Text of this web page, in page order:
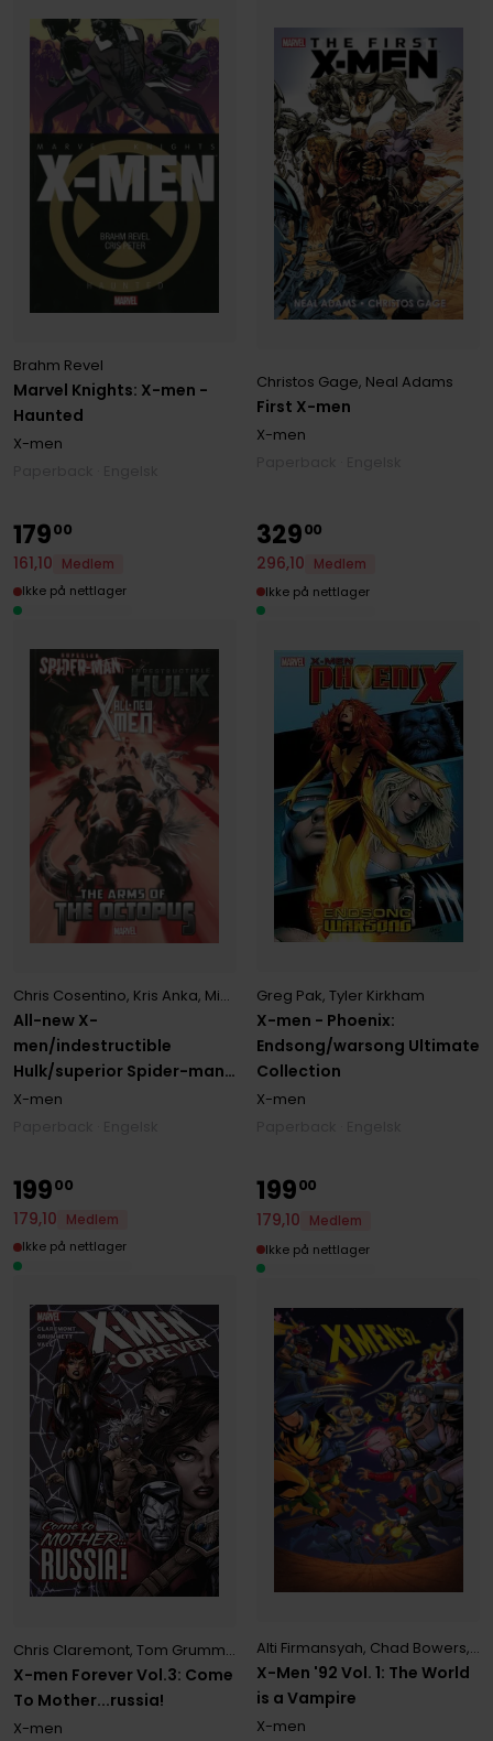
Marvel Knights: X-men -
Haunted
Brahm Revel
X-men
First X-men
Christos Gage, Neal Adams
X-men
All-new X-
men/indestructible
Hulk/superior Spider-man:
The Arms Of The Octopus
Chris Cosentino, Kris Anka, Michael Costa
X-men
17900
161,10
Medlem
Ikke på nettlager
X-men - Phoenix:
Endsong/warsong Ultimate
Collection
Greg Pak,Tyler Kirkham
X-men
32900
296,10
Medlem
Ikke på nettlager
X-men Forever Vol.3: Come
To Mother...russia!
Chris Claremont, Tom Grummett
X-men
19900
179,10
Medlem
Ikke på nettlager
X-Men '92 Vol. 1: The World
is a Vampire
Alti Firmansyah, Chad Bowers,
X-men
19900
179,10
Medlem
Ikke på nettlager